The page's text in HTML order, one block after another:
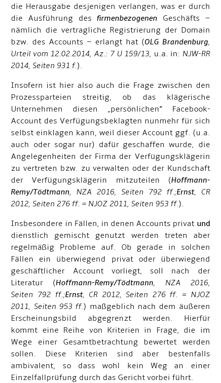
die Herausgabe desjenigen verlangen, was er durch
die Ausführung des firmenbezogenen Geschäfts –
nämlich die vertragliche Registrierung der Domain
bzw. des Accounts – erlangt hat (OLG Brandenburg,
Urteil vom 12.02.2014, Az.: 7 U 159/13, u.a. in: NJW-RR
2014, Seiten 931 f.).
Insofern ist hier also auch die Frage zwischen den
Prozessparteien streitig, ob das klägerische
Unternehmen diesen „persönlichen” Facebook-
Account des Verfügungsbeklagten nunmehr für sich
selbst einklagen kann, weil dieser Account ggf. (u.a.
auch oder sogar nur) dafür geschaffen wurde, die
Angelegenheiten der Firma der Verfügungsklägerin
zu vertreten bzw. zu verwalten oder der Kundschaft
der Verfügungsklägerin mitzuteilen (Hoffmann-
Remy/Tödtmann, NZA 2016, Seiten 792 ff.;Ernst, CR
2012, Seiten 276 ff. = NJOZ 2011, Seiten 953 ff.).
Insbesondere in Fällen, in denen Accounts privat und
dienstlich gemischt genutzt werden treten aber
regelmäßig Probleme auf. Ob gerade in solchen
Fällen ein überwiegend privat oder überwiegend
geschäftlicher Account vorliegt, soll nach der
Literatur (Hoffmann-Remy/Tödtmann, NZA 2016,
Seiten 792 ff.;Ernst, CR 2012, Seiten 276 ff. = NJOZ
2011, Seiten 953 ff.) maßgeblich nach dem äußeren
Erscheinungsbild abgegrenzt werden. Hierfür
kommt eine Reihe von Kriterien in Frage, die im
Wege einer Gesamtbetrachtung bewertet werden
sollen. Diese Kriterien sind aber bestenfalls
ambivalent, so dass wohl kein Weg an einer
Einzelfallprüfung durch das Gericht vorbei führt.